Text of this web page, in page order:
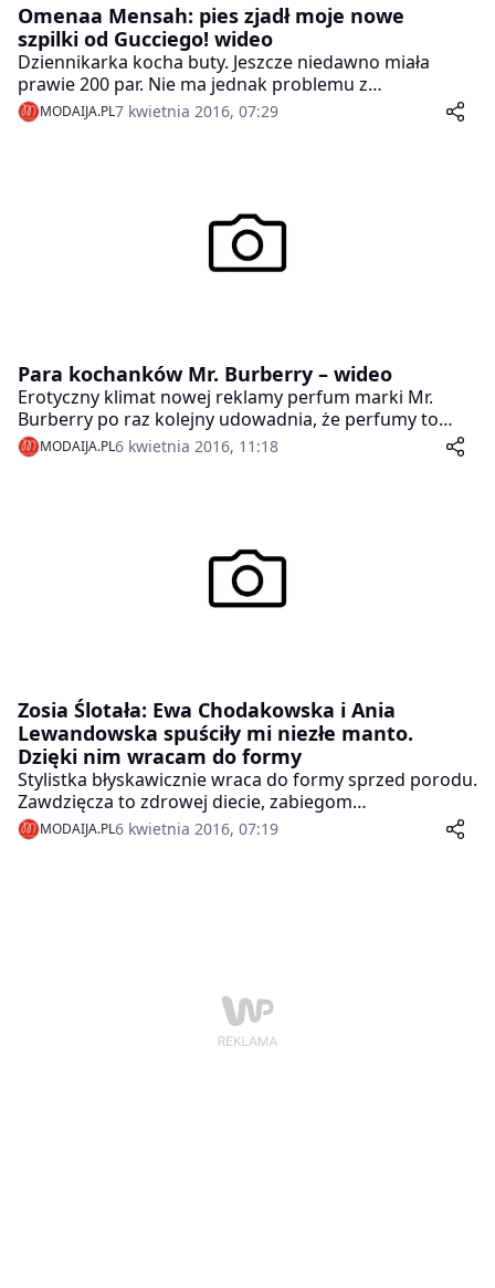
Omenaa Mensah: pies zjadł moje nowe
szpilki od Gucciego! wideo
Dziennikarka kocha buty. Jeszcze niedawno miała
prawie 200 par. Nie ma jednak problemu z
pozbywaniem się niepotrzebnych już butów.
Wyjątkiem były nowe szpilki marki Gucci, które
MODAIJA.PL7 kwietnia 2016, 07:29
Para kochanków Mr. Burberry – wideo
Erotyczny klimat nowej reklamy perfum marki Mr.
Burberry po raz kolejny udowadnia, że perfumy to
domena wysmakowanych zmysłów.
MODAIJA.PL6 kwietnia 2016, 11:18
Zosia Ślotała: Ewa Chodakowska i Ania
Lewandowska spuściły mi niezłe manto.
Dzięki nim wracam do formy
Stylistka błyskawicznie wraca do formy sprzed porodu.
Zawdzięcza to zdrowej diecie, zabiegom
kosmetycznym i regularnym treningom. Zdecydowała
się już nawet na udział w obozach organizowanych
MODAIJA.PL6 kwietnia 2016, 07:19